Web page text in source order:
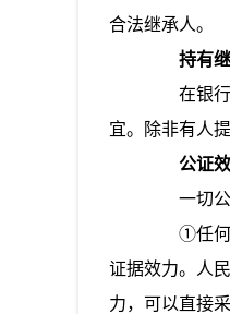
合法继承人。
持有
在银行继
宜。除非有人
公证
一切公
①任何法
证据效力。人
力，可以直接